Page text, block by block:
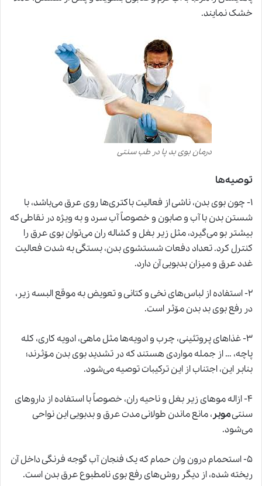
خشک نمایند.
درمان بوی بد پا در طب سنتی
توصیه‌ها
۱- چون بوی بدن، ناشی از فعالیت باکتری‌ها روی عرق می‌باشد، با
شستن بدن با آب و صابون و خصوصاً آب سرد و به ویژه در نقاطی که
بیشتر بو می‌گیرد، مثل زیر بغل و کشاله ران می‌توان بوی عرق را
کنترل کرد. تعداد دفعات شستشوی بدن، بستگی به شدت فعالیت
غدد عرق و میزان بدبویی آن دارد.
۲- استفاده از لباس‌های نخی و کتانی و تعویض به موقع البسه زیر،
در رفع بوی بد بدن مۆثر است.
۳- غذاهای پروتئینی، چرب و ادویه‌ها مثل ماهی، ادویه کاری، کله
پاچه، … از جمله مواردی هستند که در تشدید بوی بدن مۆثرند؛
بنابر این، اجتناب از این ترکیبات توصیه می‌شود.
۴- ازاله موهای زیر بغل و ناحیه ران، خصوصاً با استفاده از داروهای
سنتیموبر، مانع ماندن طولانی مدت عرق و بدبویی این نواحی
می‌شود.
۵- استحمام درون وان حمام که یک فنجان آب گوجه فرنگی داخل آن
ریخته شده، از دیگر روش‌های رفع بوی نامطبوع عرق بدن است.